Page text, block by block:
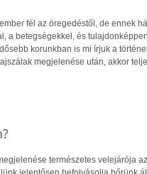
fél az öregedéstől, de ennek
a betegségekkel, és
korunkban is mi írjuk a
megjelenése után, akkor
természetes velejárója